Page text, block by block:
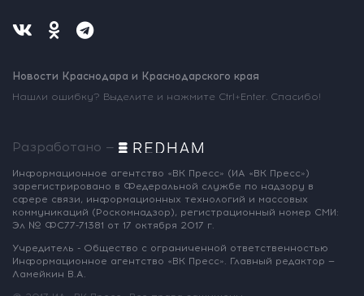
Новости Краснодара и Краснодарского края
Нашли ошибку? Выделите и нажмите Ctrl+Enter. Спасибо!
Разработано —
Информационное агентство «ВК Пресс» (ИА «ВК Пресс»)
зарегистрировано в Федеральной службе по надзору в
сфере связи, информационных технологий и массовых
коммуникаций (Роскомнадзор), регистрационный номер СМИ:
Эл № ФС77-71381 от 17 октября 2017 г.
Учредитель - Общество с ограниченной ответственностью
Информационное агентство «ВК Пресс». Главный редактор —
Ламейкин В.А.